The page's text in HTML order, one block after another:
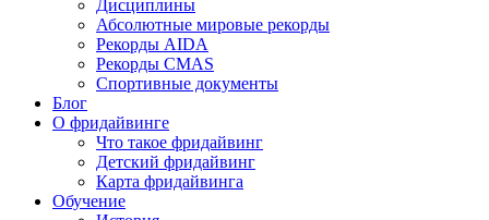
Дисциплины
Абсолютные мировые рекорды
Рекорды AIDA
Рекорды CMAS
Спортивные документы
Блог
О фридайвинге
Что такое фридайвинг
Детский фридайвинг
Карта фридайвинга
Обучение